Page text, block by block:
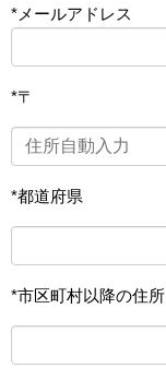
*メールアドレス
*〒
*都道府県
*市区町村以降の住所